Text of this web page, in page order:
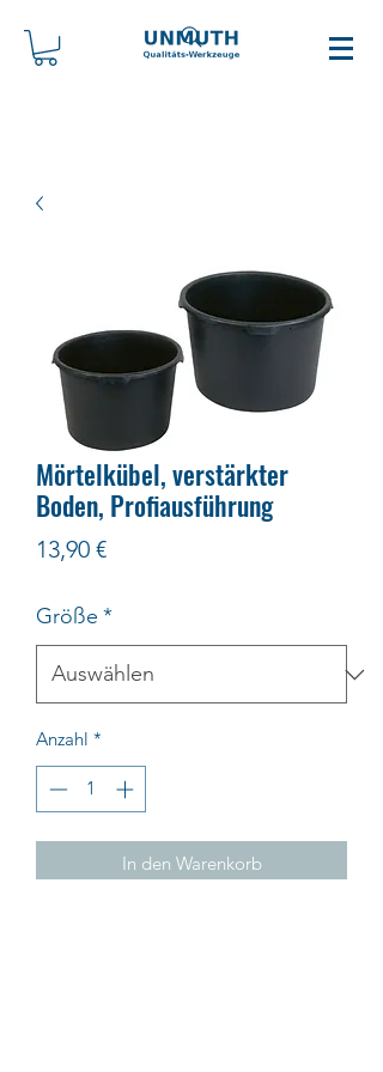
Mörtelkübel, verstärkter
Boden, Profiausführung
13,90 €Preis
Größe *
Anzahl *
In den Warenkorb